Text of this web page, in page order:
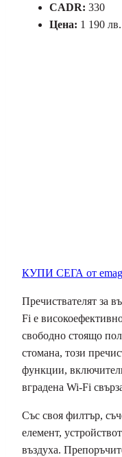
CADR: 330
Цена: 1 190 лв.
КУПИ СЕГА от emag
Пречиствателят за
Fi е
свободно стоящо
стомана, този
функции,
вградена Wi-Fi
Със своя филтър,
елемент,
въздуха.